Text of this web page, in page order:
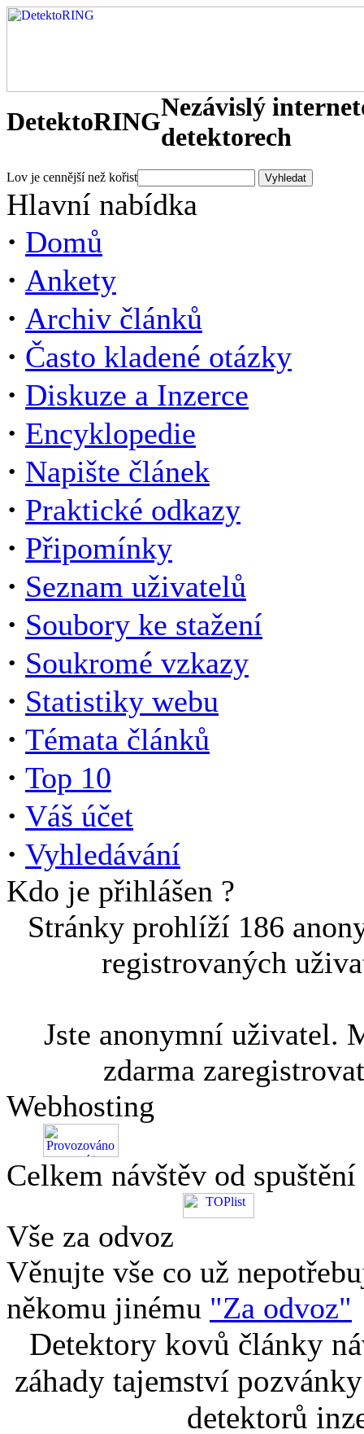
DetektoRINGNezávislý
detektorech
Lov je cennější než kořist
Hlavní nabídka
· Domů
· Ankety
· Archiv článků
· Často kladené otázky
· Diskuze a Inzerce
· Encyklopedie
· Napište článek
· Praktické odkazy
· Připomínky
· Seznam uživatelů
· Soubory ke stažení
· Soukromé vzkazy
· Statistiky webu
· Témata článků
· Top 10
· Váš účet
· Vyhledávání
Kdo je přihlášen ?
Stránky prohlíží 186
registrovaných
Jste anonymní uživatel.
zdarma
Webhosting
Celkem návštěv od
Vše za odvoz
Věnujte vše co už
někomu jinému "Za odvoz"
Detektory kovů články
záhady tajemství
detektorů